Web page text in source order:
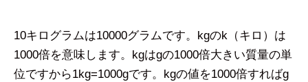
10キログラムは10000グラムです。kgのk（キロ）は
1000倍を意味します。kgはgの1000倍大きい質量の単
位ですから1kg=1000gです。kgの値を1000倍すればg